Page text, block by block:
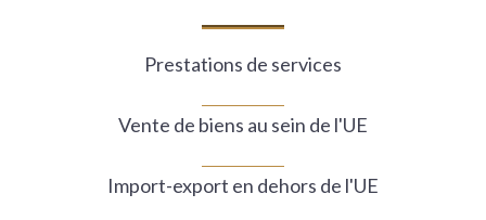
Prestations de services
Vente de biens au sein de l'UE
Import-export en dehors de l'UE